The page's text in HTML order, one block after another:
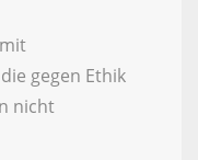
gegen Ethik
nicht